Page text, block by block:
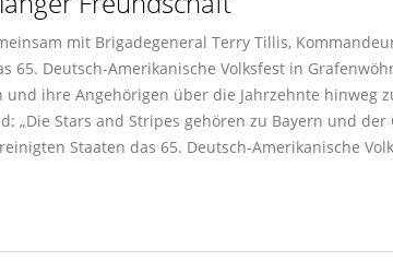
mit Brigadegeneral Terry Tillis,
65. Deutsch-Amerikanische Volksfest in
ihre Angehörigen über die Jahrzehnte hinweg
„Die Stars and Stripes gehören zu Bayern und
Staaten das 65. Deutsch-Amerikanische